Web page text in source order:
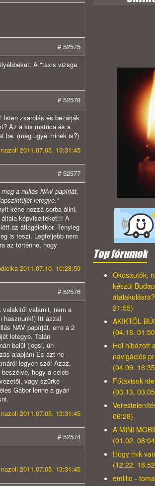
# 52575
A "taxis vizsga
# 52578
Isten zsarolás és bezárják
Az a kis matrica és a
be. (meg ugye minek is?)
2011.07.05. 13:31:45
# 52577
a nullás NAV papírját,
letegye."
kéne hozzá sorba állni,
képviselteket!!! A
az átlagéletkor. Tényleg
is teszi. Legfeljebb nem
az történne, hogy
2011.07.10. 10:28:59
# 52576
valakitől valamit, nem a
hasznunk!) Itt azzal
NAV papírját, erre a 2
letegye. Talán
belül (jogsi, ún
alapján) És azt ne
legyen szó! Azaz,
hogy a celeb
vagy szürke
Gábor lenne a gyári
2011.07.05. 13:31:45
# 52574
2011.07.05. 13:31:45
Top fórumok
Okosautók,
készül
21:55)
AKIKTŐL
(04.18.
Hol hibázott
navigációs
(04.09.
Főtaxisok
(03.13.
06:28)
A MINI
(01.02.
Hogy mik
(12.22.
emillio -